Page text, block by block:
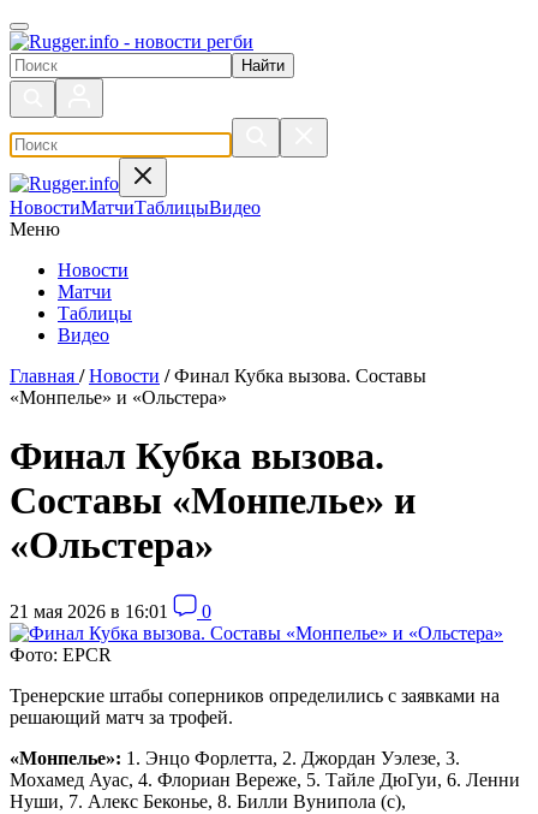
Поиск по сайту
НовостиМатчиТаблицыВидео
Меню
Новости
Матчи
Таблицы
Видео
Главная / Новости / Финал Кубка вызова. Составы
«Монпелье» и «Ольстера»
Финал Кубка вызова.
Составы «Монпелье» и
«Ольстера»
21 мая 2026 в 16:01 0
Фото: EPCR
Тренерские штабы соперников определились с заявками на
решающий матч за трофей.
«Монпелье»: 1. Энцо Форлетта, 2. Джордан Уэлезе, 3.
Мохамед Ауас, 4. Флориан Вереже, 5. Тайле ДюГуи, 6. Ленни
Нуши, 7. Алекс Беконье, 8. Билли Вунипола (с),